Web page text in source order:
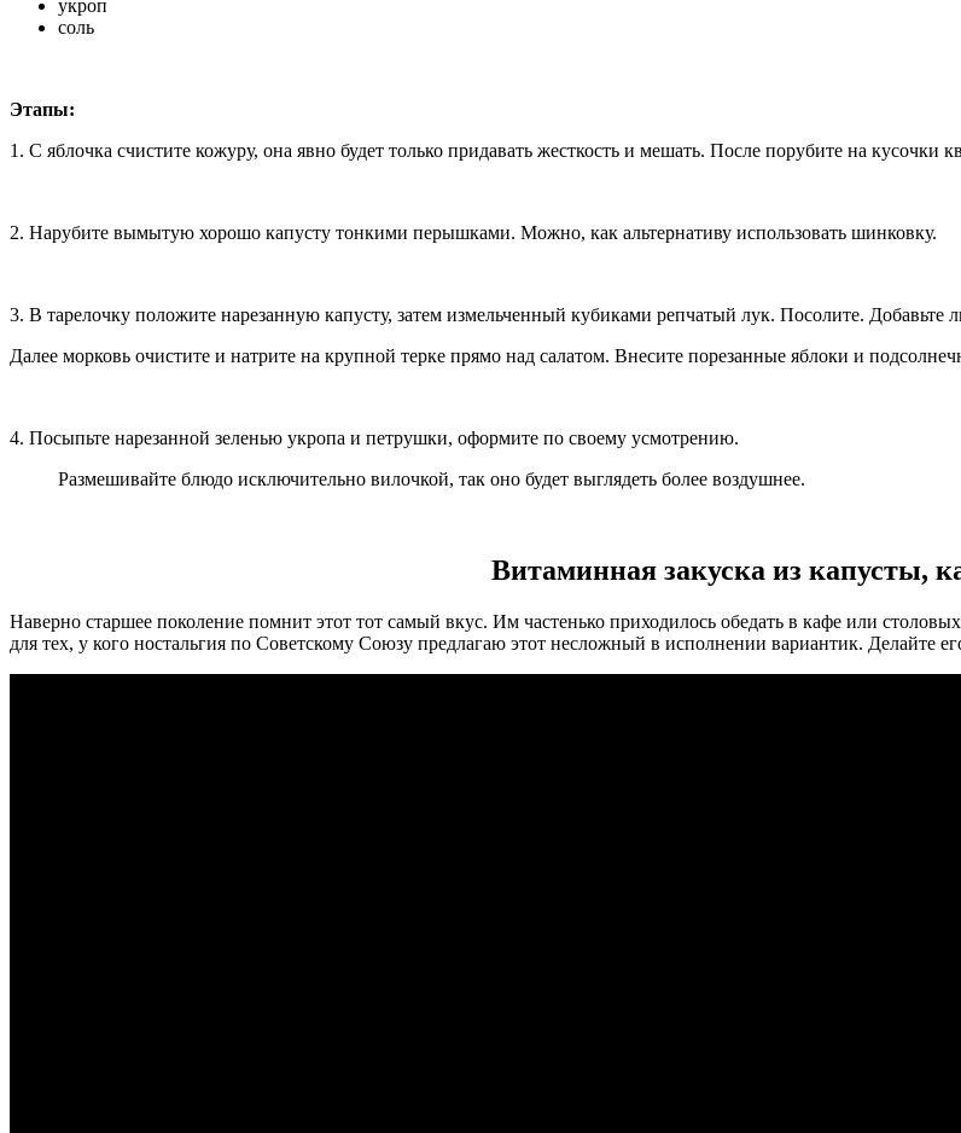
укроп
соль
Этапы:
1. С яблочка счистите кожуру, она явно будет только придавать жесткость и мешать. После порубите на кусочки
2. Нарубите вымытую хорошо капусту тонкими перышками. Можно, как альтернативу использовать шинковку.
3. В тарелочку положите нарезанную капусту, затем измельченный кубиками репчатый лук. Посолите.
Далее морковь очистите и натрите на крупной терке прямо над салатом. Внесите порезанные яблоки и
4. Посыпьте нарезанной зеленью укропа и петрушки, оформите по своему усмотрению.
Размешивайте блюдо исключительно вилочкой, так оно будет выглядеть более воздушнее.
Витаминная закуска из капусты,
Наверно старшее поколение помнит этот тот самый вкус. Им частенько приходилось обедать в кафе или
для тех, у кого ностальгия по Советскому Союзу предлагаю этот несложный в исполнении вариантик. Делайте